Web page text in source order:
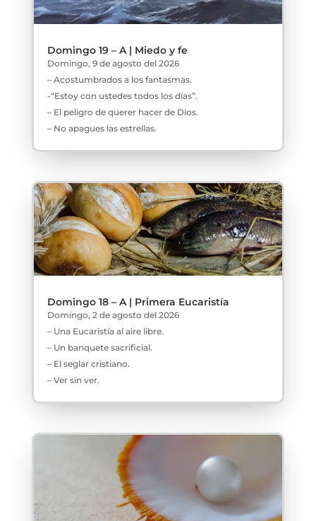
Domingo 19 – A | Miedo y fe
Domingo, 9 de agosto del 2026
– Acostumbrados a los fantasmas.
-“Estoy con ustedes todos los días”.
– El peligro de querer hacer de Dios.
– No apagues las estrellas.
Domingo 18 – A | Primera Eucaristía
Domingo, 2 de agosto del 2026
– Una Eucaristía al aire libre.
– Un banquete sacrificial.
– El seglar cristiano.
– Ver sin ver.